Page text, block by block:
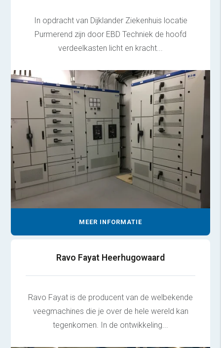
In opdracht van Dijklander Ziekenhuis locatie
Purmerend zijn door EBD Techniek de hoofd
verdeelkasten licht en kracht...
MEER INFORMATIE
Ravo Fayat Heerhugowaard
Ravo Fayat is de producent van de welbekende
veegmachines die je over de hele wereld kan
tegenkomen. In de ontwikkeling...